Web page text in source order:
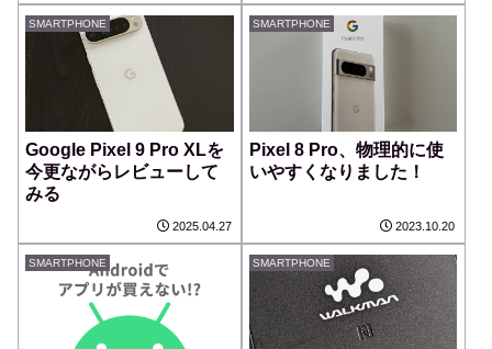
SMARTPHONE
Google Pixel 9 Pro XLを
今更ながらレビューして
みる
2025.04.27
SMARTPHONE
Pixel 8 Pro、物理的に使
いやすくなりました！
2023.10.20
SMARTPHONE SMARTPHONE